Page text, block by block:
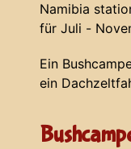
Namibia
für Juli -
Ein
ein